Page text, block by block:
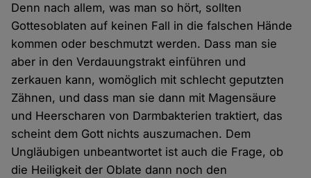
Denn nach allem, was man so hört, sollten
Gottesoblaten auf keinen Fall in die falschen Hände
kommen oder beschmutzt werden. Dass man sie
aber in den Verdauungstrakt einführen und
zerkauen kann, womöglich mit schlecht geputzten
Zähnen, und dass man sie dann mit Magensäure
und Heerscharen von Darmbakterien traktiert, das
scheint dem Gott nichts auszumachen. Dem
Ungläubigen unbeantwortet ist auch die Frage, ob
die Heiligkeit der Oblate dann noch den